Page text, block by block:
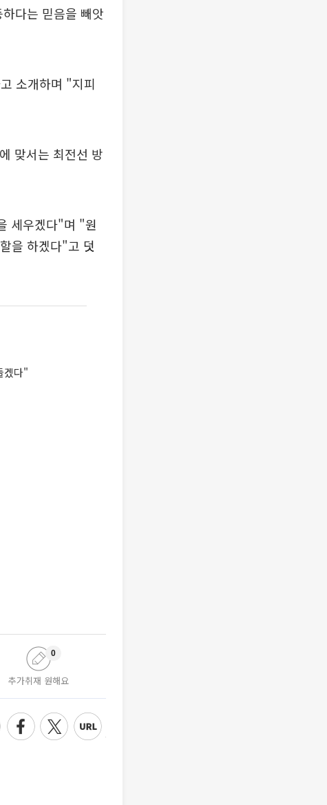
다는 믿음을 빼앗
소개하며 "지피
맞서는 최전선 방
세우겠다"며 "원
을 하겠다"고 덧
겠다"
추가취재 원해요
0